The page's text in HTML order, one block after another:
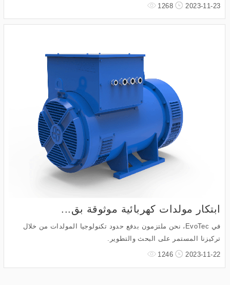
2023-11-23
1268
ابتكار مولدات كهربائية موثوقة بق...
في EvoTec، نحن ملتزمون بدفع حدود تكنولوجيا المولدات من خلال
تركيزنا المستمر على البحث والتطوير.
2023-11-22
1246